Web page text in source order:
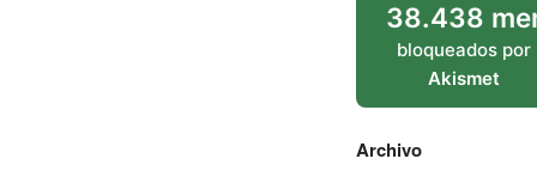
38.438
bloqueados por
Akismet
Archivo